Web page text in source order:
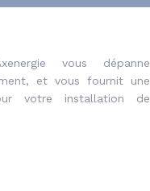
vous dépanne
et vous fournit une
votre installation de